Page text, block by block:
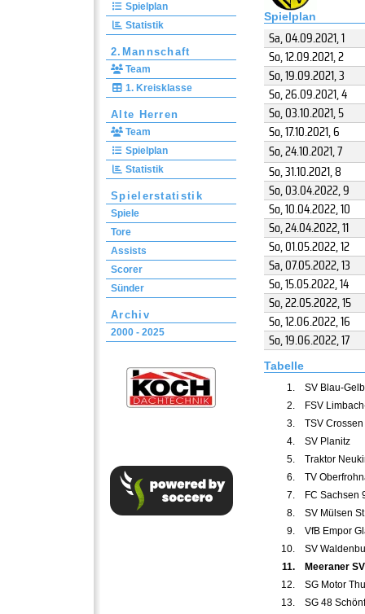
Spielplan
Statistik
2.Mannschaft
Team
1. Kreisklasse
Alte Herren
Team
Spielplan
Statistik
Spielerstatistik
Spiele
Tore
Assists
Scorer
Sünder
Archiv
2000 - 2025
Spielplan
Sa, 04.09.2021, 1
So, 12.09.2021, 2
So, 19.09.2021, 3
So, 26.09.2021, 4
So, 03.10.2021, 5
So, 17.10.2021, 6
So, 24.10.2021, 7
So, 31.10.2021, 8
So, 03.04.2022, 9
So, 10.04.2022, 10
So, 24.04.2022, 11
So, 01.05.2022, 12
Sa, 07.05.2022, 13
So, 15.05.2022, 14
So, 22.05.2022, 15
So, 12.06.2022, 16
So, 19.06.2022, 17
Tabelle
1.
SV Blau-
2.
FSV
3.
TSV Crossen
4.
SV Planitz
5.
Traktor
6.
TV
7.
FC Sachsen
8.
SV Mülsen
9.
VfB Empor
10.
SV
11.
Meeraner
12.
SG Motor
13.
SG 48